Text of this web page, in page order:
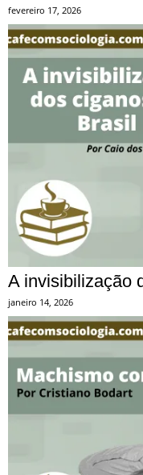
fevereiro 17, 2026
A invisibilização
janeiro 14, 2026